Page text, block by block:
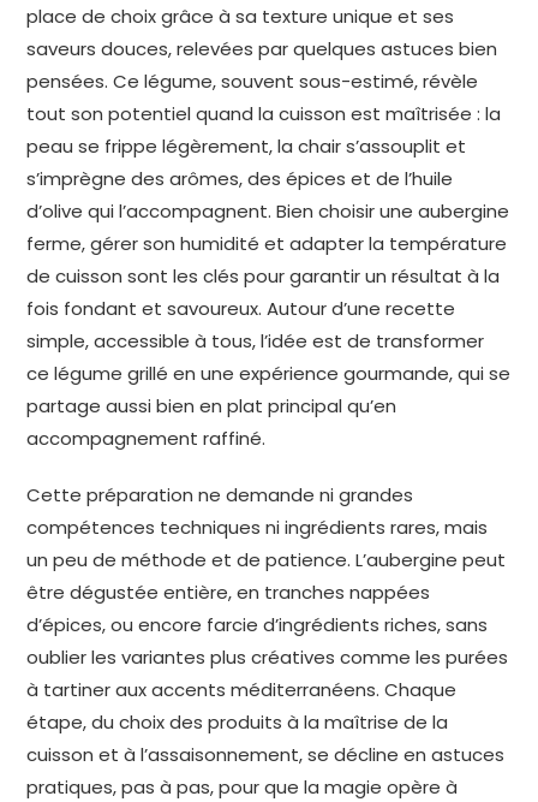
place de choix grâce à sa texture unique et ses
saveurs douces, relevées par quelques astuces bien
pensées. Ce légume, souvent sous-estimé, révèle
tout son potentiel quand la cuisson est maîtrisée : la
peau se frippe légèrement, la chair s’assouplit et
s’imprègne des arômes, des épices et de l’huile
d’olive qui l’accompagnent. Bien choisir une aubergine
ferme, gérer son humidité et adapter la température
de cuisson sont les clés pour garantir un résultat à la
fois fondant et savoureux. Autour d’une recette
simple, accessible à tous, l’idée est de transformer
ce légume grillé en une expérience gourmande, qui se
partage aussi bien en plat principal qu’en
accompagnement raffiné.
Cette préparation ne demande ni grandes
compétences techniques ni ingrédients rares, mais
un peu de méthode et de patience. L’aubergine peut
être dégustée entière, en tranches nappées
d’épices, ou encore farcie d’ingrédients riches, sans
oublier les variantes plus créatives comme les purées
à tartiner aux accents méditerranéens. Chaque
étape, du choix des produits à la maîtrise de la
cuisson et à l’assaisonnement, se décline en astuces
pratiques, pas à pas, pour que la magie opère à